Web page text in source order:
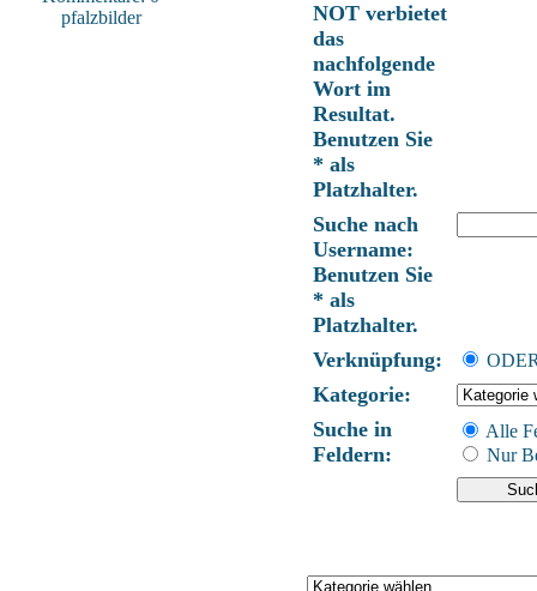
pfalzbilder
NOT verbietet
das
nachfolgende
Wort im
Resultat.
Benutzen Sie
* als
Platzhalter.
Suche nach
Username:
Benutzen Sie
* als
Platzhalter.
Verknüpfung:
Kategorie:
Suche in
Feldern:
Alle
Nur